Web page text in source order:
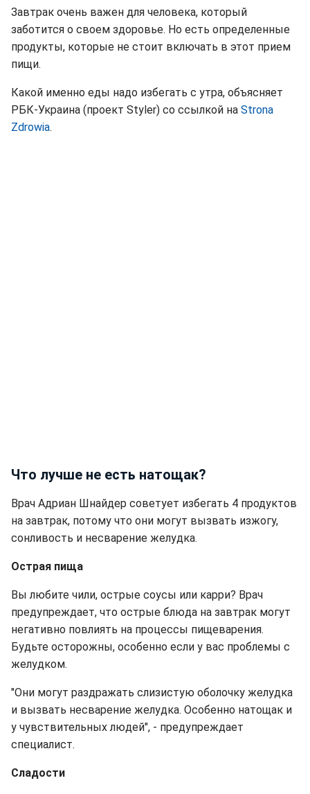
Завтрак очень важен для человека, который
заботится о своем здоровье. Но есть определенные
продукты, которые не стоит включать в этот прием
пищи.
Какой именно еды надо избегать с утра, объясняет
РБК-Украина (проект Styler) со ссылкой на Strona
Zdrowia.
Что лучше не есть натощак?
Врач Адриан Шнайдер советует избегать 4 продуктов
на завтрак, потому что они могут вызвать изжогу,
сонливость и несварение желудка.
Острая пища
Вы любите чили, острые соусы или карри? Врач
предупреждает, что острые блюда на завтрак могут
негативно повлиять на процессы пищеварения.
Будьте осторожны, особенно если у вас проблемы с
желудком.
"Они могут раздражать слизистую оболочку желудка
и вызвать несварение желудка. Особенно натощак и
у чувствительных людей", - предупреждает
специалист.
Сладости